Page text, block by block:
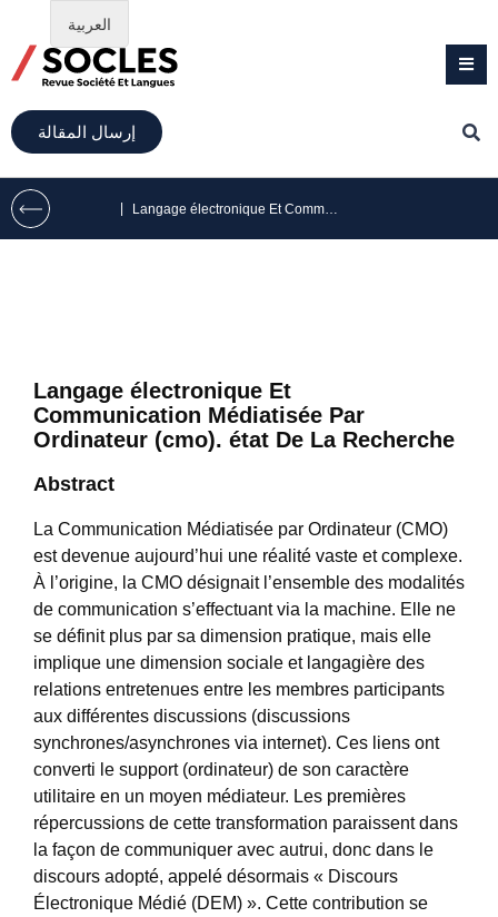
إرسال المقالة
Langage électronique Et Communication Médiatisée Par Ordinateur (cmo). état De La Recherche
Langage électronique Et
Communication Médiatisée Par
Ordinateur (cmo). état De La Recherche
Abstract
La Communication Médiatisée par Ordinateur (CMO)
est devenue aujourd’hui une réalité vaste et complexe.
À l’origine, la CMO désignait l’ensemble des modalités
de communication s’effectuant via la machine. Elle ne
se définit plus par sa dimension pratique, mais elle
implique une dimension sociale et langagière des
relations entretenues entre les membres participants
aux différentes discussions (discussions
synchrones/asynchrones via internet). Ces liens ont
converti le support (ordinateur) de son caractère
utilitaire en un moyen médiateur. Les premières
répercussions de cette transformation paraissent dans
la façon de communiquer avec autrui, donc dans le
discours adopté, appelé désormais « Discours
Électronique Médié (DEM) ». Cette contribution se
العربية